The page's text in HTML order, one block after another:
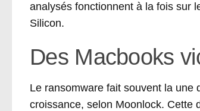
analysés fonctionnent à la fois sur
Silicon.
Des Macbooks
Le ransomware fait souvent la une
croissance, selon Moonlock. Cette